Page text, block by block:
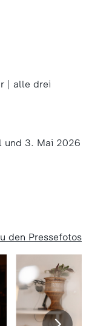
| alle drei
und 3. Mai 2026
den Pressefotos